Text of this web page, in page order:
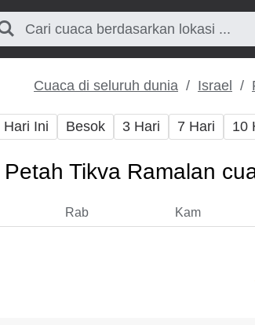
Cuaca di seluruh dunia Israel
Hari Ini Besok 3 Hari 7 Hari 10
Petah Tikva Ramalan
Rab Kam